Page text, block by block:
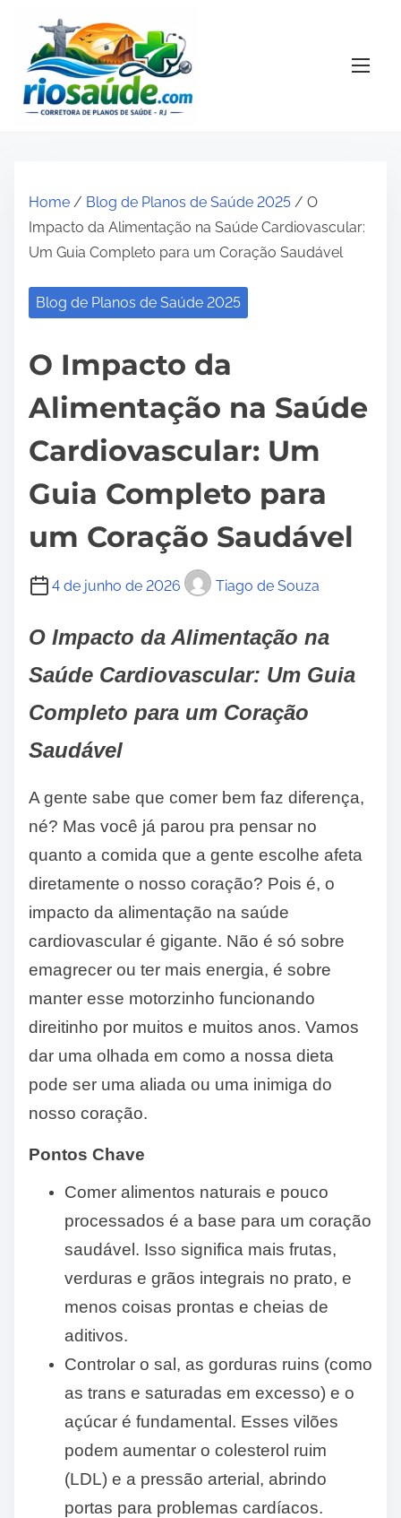
Home / Blog de Planos de Saúde 2025 / O
Impacto da Alimentação na Saúde Cardiovascular:
Um Guia Completo para um Coração Saudável
Blog de Planos de Saúde 2025
O Impacto da
Alimentação na Saúde
Cardiovascular: Um
Guia Completo para
um Coração Saudável
4 de junho de 2026 Tiago de Souza
O Impacto da Alimentação na
Saúde Cardiovascular: Um Guia
Completo para um Coração
Saudável
A gente sabe que comer bem faz diferença,
né? Mas você já parou pra pensar no
quanto a comida que a gente escolhe afeta
diretamente o nosso coração? Pois é, o
impacto da alimentação na saúde
cardiovascular é gigante. Não é só sobre
emagrecer ou ter mais energia, é sobre
manter esse motorzinho funcionando
direitinho por muitos e muitos anos. Vamos
dar uma olhada em como a nossa dieta
pode ser uma aliada ou uma inimiga do
nosso coração.
Pontos Chave
Comer alimentos naturais e pouco
processados é a base para um coração
saudável. Isso significa mais frutas,
verduras e grãos integrais no prato, e
menos coisas prontas e cheias de
aditivos.
Controlar o sal, as gorduras ruins (como
as trans e saturadas em excesso) e o
açúcar é fundamental. Esses vilões
podem aumentar o colesterol ruim
(LDL) e a pressão arterial, abrindo
portas para problemas cardíacos.